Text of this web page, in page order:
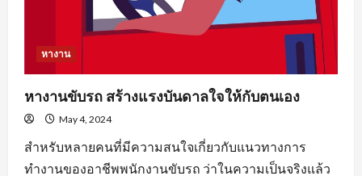
หางาน
หางานขับรถ สร้างแรงบันดาลใจให้กับตนเอง
May 4, 2024
สำหรับหลายคนที่มีความสนใจเกี่ยวกับแนวทางการ
ทำงานของอาชีพพนักงานขับรถ ว่าในความเป็นจริงแล้ว